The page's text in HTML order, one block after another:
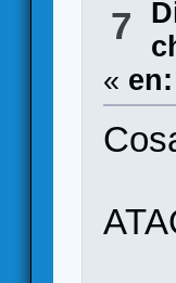
7
« en: